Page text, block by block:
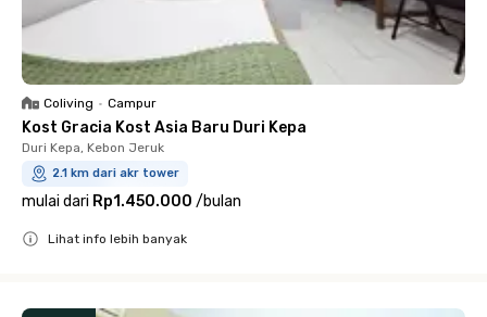
Coliving • Campur
Kost Gracia Kost Asia Baru Duri Kepa
Duri Kepa, Kebon Jeruk
2.1 km dari akr tower
mulai dari Rp1.450.000 /bulan
Lihat info lebih banyak